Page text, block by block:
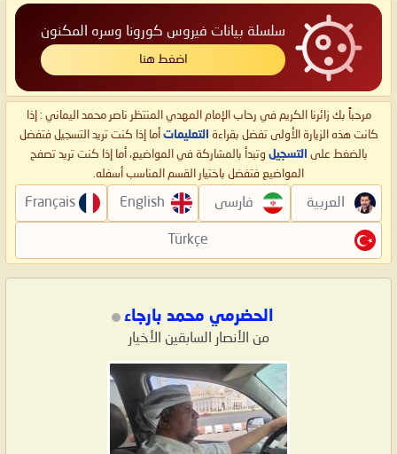
سلسلة بيانات فيروس كورونا وسره المكنون
اضغط هنا
مرحباً بك زائرنا الكريم في رحاب الإمام المهدي المنتظر ناصر محمد اليماني : إذا
كانت هذه الزيارة الأولى تفضل بقراءة التعليمات أما إذا كنت تريد التسجيل فتفضل
بالضغط على التسجيل وتبدأ بالمشاركة في المواضيع، أما إذا كنت تريد تصفح
المواضيع فتفضل باختيار القسم المناسب أسفله.
العربية فارسی English
Français
Türkçe
الحضرمي محمد بارجاء
من الأنصار السابقين الأخيار